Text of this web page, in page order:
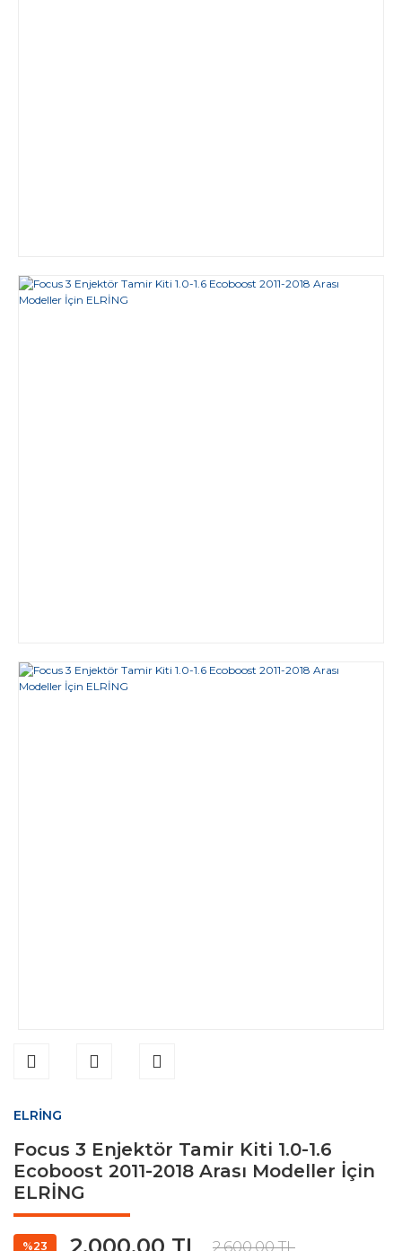
ELRİNG
Focus 3 Enjektör Tamir Kiti 1.0-1.6
Ecoboost 2011-2018 Arası Modeller İçin
ELRİNG
%23 2.600,00 TL